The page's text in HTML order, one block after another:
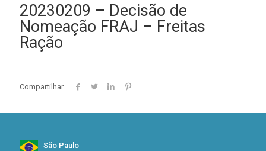
20230209 – Decisão de
Nomeação FRAJ – Freitas
Ração
Compartilhar
São Paulo